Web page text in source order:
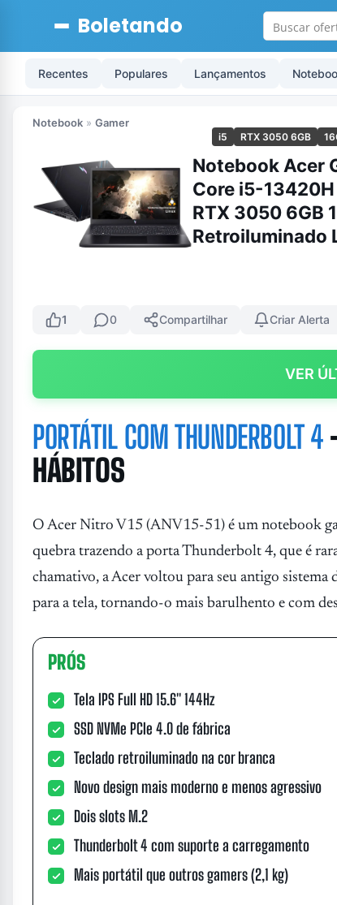
Boletando
Recentes Populares Lançamentos
Notebook » Gamer
i5 RTX 3050 6GB
Notebook Acer
Core i5-13420H
RTX 3050 6GB
Retroiluminado
1 0 Compartilhar Criar Alerta
VER
PORTÁTIL COM THUNDERBOLT 4
HÁBITOS
O Acer Nitro V15 (ANV15-51) é um notebook
quebra trazendo a porta Thunderbolt 4, que é
chamativo, a Acer voltou para seu antigo sistema
para a tela, tornando-o mais barulhento e com
PRÓS
Tela IPS Full HD 15.6" 144Hz
SSD NVMe PCIe 4.0 de fábrica
Teclado retroiluminado na cor branca
Novo design mais moderno e menos agressivo
Dois slots M.2
Thunderbolt 4 com suporte a carregamento
Mais portátil que outros gamers (2,1 kg)